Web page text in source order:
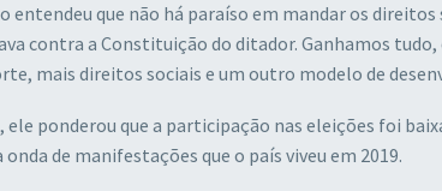
entendeu que não há paraíso em mandar os direitos
contra a Constituição do ditador. Ganhamos
mais direitos sociais e um outro modelo de
ponderou que a participação nas eleições foi
de manifestações que o país viveu em 2019.